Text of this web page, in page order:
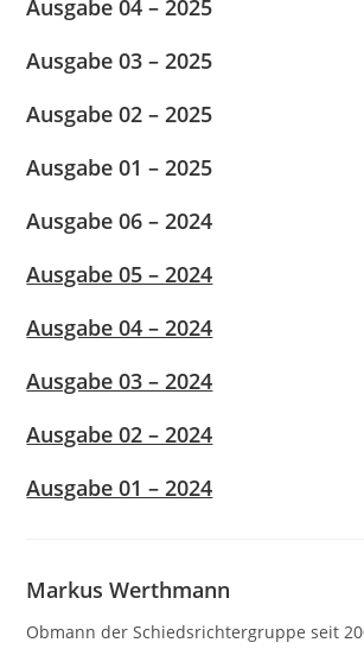
Ausgabe 04 – 2025
Ausgabe 03 – 2025
Ausgabe 02 – 2025
Ausgabe 01 – 2025
Ausgabe 06 – 2024
Ausgabe 05 – 2024
Ausgabe 04 – 2024
Ausgabe 03 – 2024
Ausgabe 02 – 2024
Ausgabe 01 – 2024
Markus Werthmann
Obmann der Schiedsrichtergruppe seit